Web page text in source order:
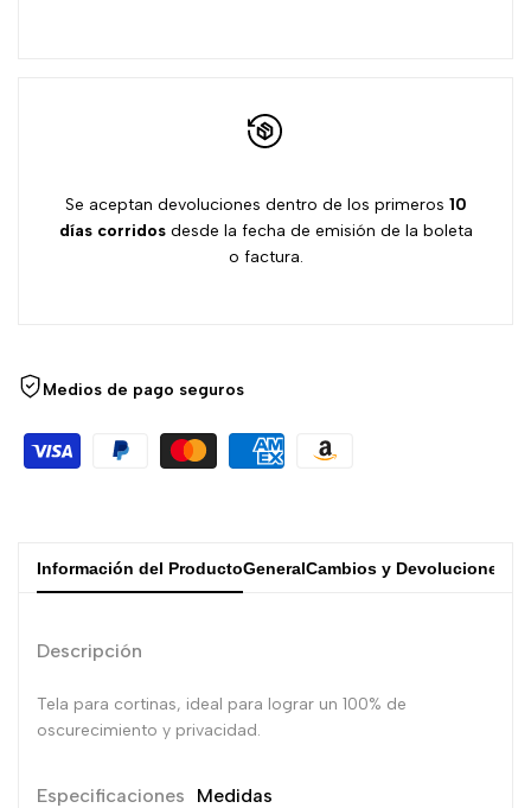
Se aceptan devoluciones dentro de los primeros 10
días corridosdesde la fecha de emisión de la boleta
o factura.
Medios de pago seguros
Información del ProductoGeneralCambios y Devoluciones
Descripción
Tela para cortinas, ideal para lograr un 100% de
oscurecimiento y privacidad.
Especificaciones Medidas